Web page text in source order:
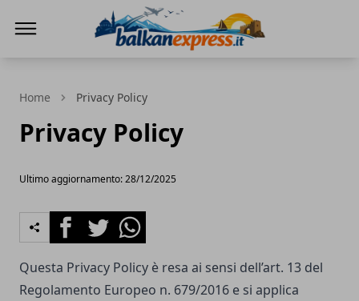
Home Privacy Policy
Privacy Policy
Ultimo aggiornamento: 28/12/2025
FacebookTwitterWhatsapp
Questa Privacy Policy è resa ai sensi dell’art. 13 del
Regolamento Europeo n. 679/2016 e si applica